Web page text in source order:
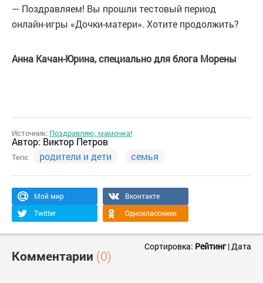
— Поздравляем! Вы прошли тестовый период
онлайн-игры «Дочки-матери». Хотите продолжить?
Анна Качан-Юрина, специально для блога Морены
Источник: Поздравляю, мамочка!
Автор: Виктор Петров
Теги: родители и дети семья
Мой мир
Вконтакте
Twitter
Одноклассники
Комментарии (0)
Сортировка: Рейтинг|Дата